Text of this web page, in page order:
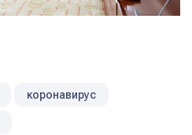
коронавирус